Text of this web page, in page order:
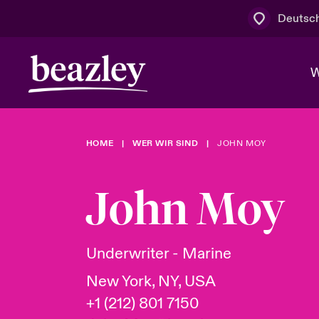
Wer wir sind
Board &
News & Events
Spotlight:
Cyber-
Kundenportal
Cyber
HOME WER WIR SIND JOHN MOY
John Moy
Underwriter - Marine
New York, NY, USA
+1 (212) 801 7150